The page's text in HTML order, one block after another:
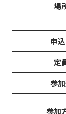
場
申
定
参
参加